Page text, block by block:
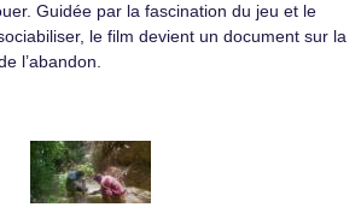
Guidée par la fascination du jeu et le
le film devient un document sur la
l’abandon.